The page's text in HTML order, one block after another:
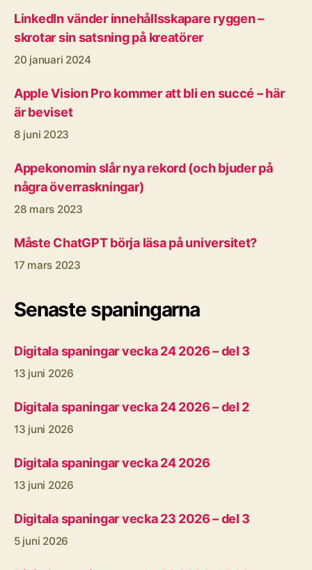
LinkedIn vänder innehållsskapare ryggen –
skrotar sin satsning på kreatörer
20 januari 2024
Apple Vision Pro kommer att bli en succé – här
är beviset
8 juni 2023
Appekonomin slår nya rekord (och bjuder på
några överraskningar)
28 mars 2023
Måste ChatGPT börja läsa på universitet?
17 mars 2023
Senaste spaningarna
Digitala spaningar vecka 24 2026 – del 3
13 juni 2026
Digitala spaningar vecka 24 2026 – del 2
13 juni 2026
Digitala spaningar vecka 24 2026
13 juni 2026
Digitala spaningar vecka 23 2026 – del 3
5 juni 2026